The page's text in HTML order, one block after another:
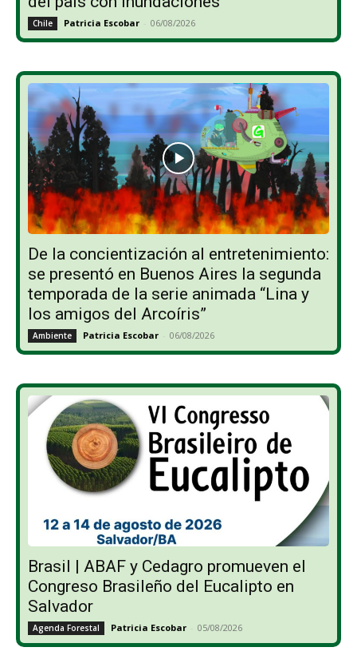
Chile Patricia Escobar - 06/08/2026
De la concientización al entretenimiento:
se presentó en Buenos Aires la segunda
temporada de la serie animada “Lina y
los amigos del Arcoíris”
Ambiente Patricia Escobar - 06/08/2026
Brasil | ABAF y Cedagro promueven el
Congreso Brasileño del Eucalipto en
Salvador
Agenda Forestal Patricia Escobar - 05/08/2026